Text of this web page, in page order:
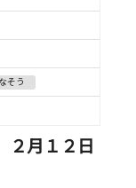
そう
月１２日